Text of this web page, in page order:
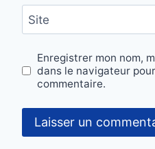
Site
Enregistrer mon nom,
dans le navigateur
commentaire.